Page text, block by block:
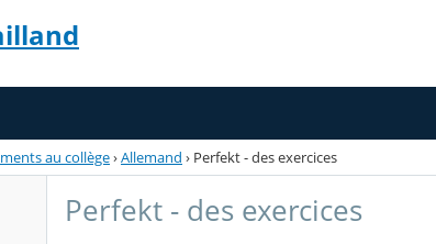
au collège›Allemand › Perfekt - des exercices
Perfekt - des exercices